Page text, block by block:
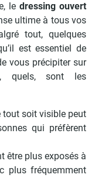
le dressing ouvert
ultime à tous vos
tout, quelques
est essentiel de
vous précipiter sur
quels, sont les
tout soit visible peut
qui préfèrent
être plus exposés à
plus fréquemment